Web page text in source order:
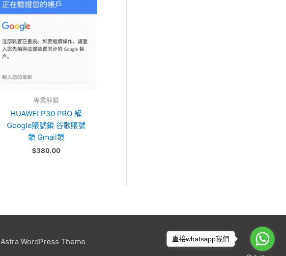
專業解鎖
HUAWEI P30 PRO 解
Google賬號鎖 谷歌賬號
鎖 Gmail鎖
$380.00
Astra WordPress Theme 直接whatsapp我們